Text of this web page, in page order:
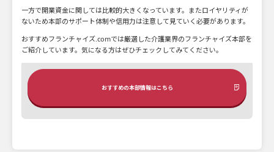
一方で開業資金に関しては比較的大きくなっています。またロイヤリティが
ないため本部のサポート体制や信用力は注意して見ていく必要があります。
おすすめフランチャイズ.comでは厳選した介護業界のフランチャイズ本部を
ご紹介しています。気になる方はぜひチェックしてみてください。
おすすめの本部情報はこちら